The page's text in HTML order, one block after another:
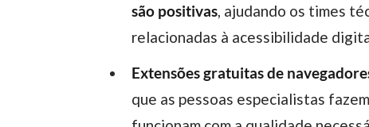
são positivas , ajudando os times
relacionadas à acessibilidade
Extensões gratuitas de
que as pessoas especialistas